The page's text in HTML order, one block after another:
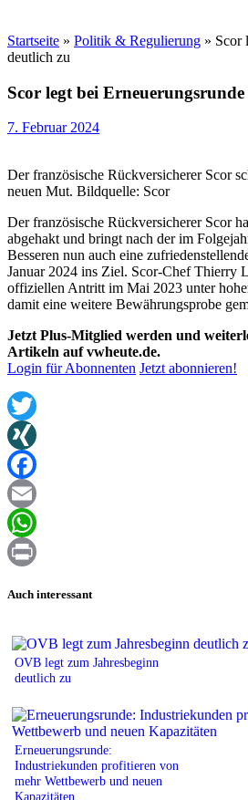
Startseite » Politik & Regulierung » Scor
deutlich zu
Scor legt bei
7. Februar 2024
Der französische Rückversicherer Scor
neuen Mut. Bildquelle: Scor
Der französische Rückversicherer Scor
abgehakt und bringt nach der im
Besseren nun auch eine
Januar 2024 ins Ziel. Scor-Chef Thierry
offiziellen Antritt im Mai 2023 unter
damit eine weitere Bewährungsprobe
Jetzt Plus-Mitglied werden und
Artikeln auf vwheute.de.
Login für Abonnenten Jetzt abonnieren!
Twitter
XING
Facebook
Email
WhatsApp
Auch interessant
OVB legt zum Jahresbeginn
deutlich zu
Erneuerungsrunde:
Industriekunden profitieren von
mehr Wettbewerb und neuen
Kapazitäten